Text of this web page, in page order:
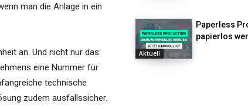
man die Anlage in ein
an. Und nicht nur das:
eine Nummer für
technische
zudem ausfallssicher.
Aktuell
Paperless
papierlos